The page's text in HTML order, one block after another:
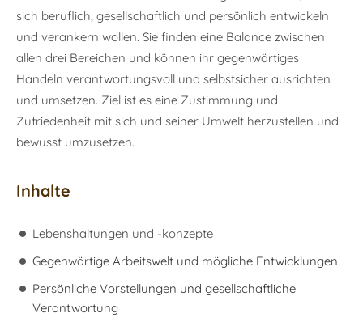
sich beruflich, gesellschaftlich und persönlich entwickeln
und verankern wollen. Sie finden eine Balance zwischen
allen drei Bereichen und können ihr gegenwärtiges
Handeln verantwortungsvoll und selbstsicher ausrichten
und umsetzen. Ziel ist es eine Zustimmung und
Zufriedenheit mit sich und seiner Umwelt herzustellen und
bewusst umzusetzen.
Inhalte
Lebenshaltungen und -konzepte
Gegenwärtige Arbeitswelt und mögliche Entwicklungen
Persönliche Vorstellungen und gesellschaftliche
Verantwortung